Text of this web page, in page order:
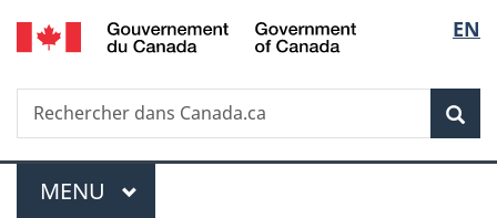
Passer
au
principal
Passer
à
Au
du
Passer
à
version
simplifiée
de
la
EN
Recherche
Rechercher
dans
Menu
MENU PRINCIPAL